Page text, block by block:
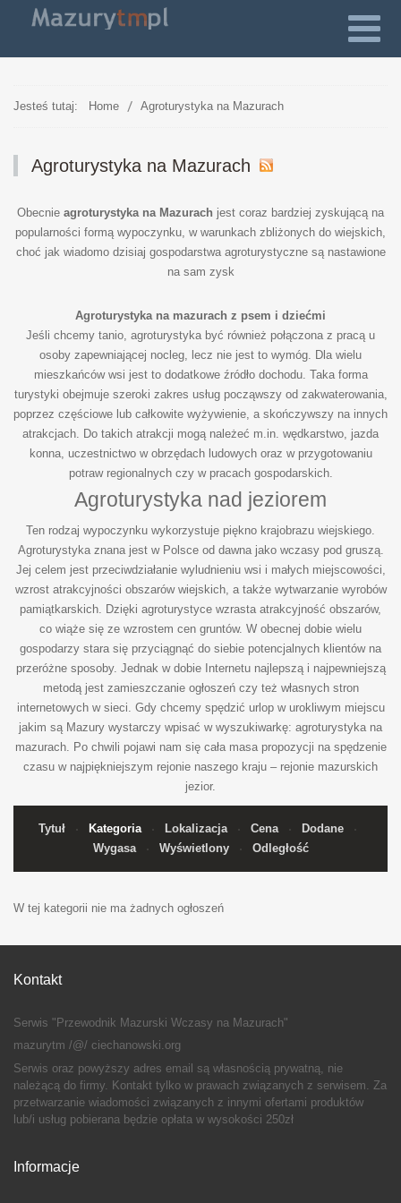
Jesteś tutaj: Home Agroturystyka na Mazurach
Agroturystyka na Mazurach
Obecnie agroturystyka na Mazurach jest coraz bardziej zyskującą na
popularności formą wypoczynku, w warunkach zbliżonych do wiejskich,
choć jak wiadomo dzisiaj gospodarstwa agroturystyczne są nastawione
na sam zysk
Agroturystyka na mazurach z psem i dziećmi
Jeśli chcemy tanio, agroturystyka być również połączona z pracą u
osoby zapewniającej nocleg, lecz nie jest to wymóg. Dla wielu
mieszkańców wsi jest to dodatkowe źródło dochodu. Taka forma
turystyki obejmuje szeroki zakres usług począwszy od zakwaterowania,
poprzez częściowe lub całkowite wyżywienie, a skończywszy na innych
atrakcjach. Do takich atrakcji mogą należeć m.in. wędkarstwo, jazda
konna, uczestnictwo w obrzędach ludowych oraz w przygotowaniu
potraw regionalnych czy w pracach gospodarskich.
Agroturystyka nad jeziorem
Ten rodzaj wypoczynku wykorzystuje piękno krajobrazu wiejskiego.
Agroturystyka znana jest w Polsce od dawna jako wczasy pod gruszą.
Jej celem jest przeciwdziałanie wyludnieniu wsi i małych miejscowości,
wzrost atrakcyjności obszarów wiejskich, a także wytwarzanie wyrobów
pamiątkarskich. Dzięki agroturystyce wzrasta atrakcyjność obszarów,
co wiąże się ze wzrostem cen gruntów. W obecnej dobie wielu
gospodarzy stara się przyciągnąć do siebie potencjalnych klientów na
przeróżne sposoby. Jednak w dobie Internetu najlepszą i najpewniejszą
metodą jest zamieszczanie ogłoszeń czy też własnych stron
internetowych w sieci. Gdy chcemy spędzić urlop w urokliwym miejscu
jakim są Mazury wystarczy wpisać w wyszukiwarkę: agroturystyka na
mazurach. Po chwili pojawi nam się cała masa propozycji na spędzenie
czasu w najpiękniejszym rejonie naszego kraju – rejonie mazurskich
jezior.
Tytuł Kategoria Lokalizacja Cena
Dodane
Wygasa
Wyświetlony Odległość
W tej kategorii nie ma żadnych ogłoszeń
Kontakt
Serwis "Przewodnik Mazurski Wczasy na Mazurach"
mazurytm /@/ ciechanowski.org
Serwis oraz powyższy adres email są własnością prywatną, nie
należącą do firmy. Kontakt tylko w prawach związanych z serwisem. Za
przetwarzanie wiadomości związanych z innymi ofertami produktów
lub/i usług pobierana będzie opłata w wysokości 250zł
Informacje